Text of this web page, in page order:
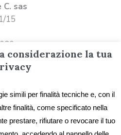
sas
15
considerazione la tua
simili per finalità tecniche e, con il
finalità, come specificato nella
prestare, rifiutare o revocare il tuo